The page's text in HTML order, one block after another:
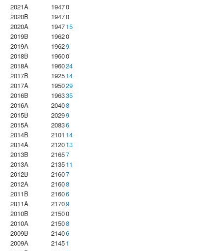
2021A
19470
2020B
19470
2020A
194715
2019B
19620
2019A
19629
2018B
19600
2018A
196024
2017B
192514
2017A
195029
2016B
196335
2016A
20408
2015B
20299
2015A
20836
2014B
2101 14
2014A
212013
2013B
21657
2013A
213511
2012B
21607
2012A
21608
2011B
21606
2011A
21709
2010B
21500
2010A
21508
2009B
21406
2009A
21451